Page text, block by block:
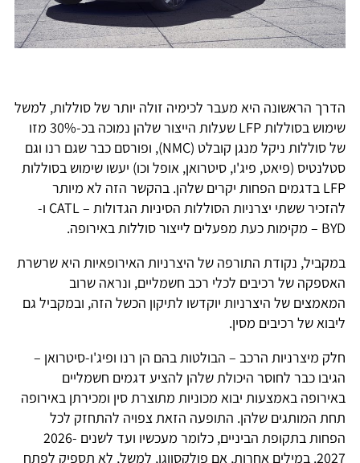
הדרך הראשונה היא מעבר לכימיה זולה יותר של סוללות, למשל
שימוש בסוללות LFP שעלות הייצור שלהן נמוכה בכ-30% מזו
של סוללות ניקל מנגן קובלט (NMC), ופורסם כבר שגם רנו וגם
סטלנטיס (פיאט, פיג'ו, סיטרואן, אופל וכו) יעשו שימוש בסוללות
LFP בדגמים הפחות יקרים שלהן. בהקשר הזה לא מיותר
להזכיר ששתי יצרניות הסוללות הסיניות הגדולות – CATL ו-
BYD – מקימות כעת מפעלים לייצור סוללות באירופה.
במקביל, נקודת התורפה של היצרניות האירופאיות היא שרשרת
האספקה של רכיבים לכלי רכב חשמליים, ונראה שרוב
המאמצים של היצרניות יוקדשו לתיקון הכשל הזה, ובמקביל גם
ליבוא של רכיבים מסין.
חלק מיצרניות הרכב – הבולטות בהם הן רנו ופיג'ו-סיטרואן –
הגיבו כבר לחוסר היכולת שלהן להציע דגמים חשמליים
באירופה באמצעות יבוא מכוניות מתוצרת סין ומכירתן באירופה
תחת המותגים שלהן. התופעה הזאת צפויה להתחזק לכל
הפחות בתקופת הביניים, כלומר מעכשיו ועד לשנים 2026-
2027. במילים אחרות, אם פולקסווגן, למשל, לא תספיק לפתח